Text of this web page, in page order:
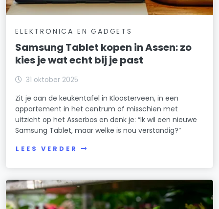
ELEKTRONICA EN GADGETS
Samsung Tablet kopen in Assen: zo
kies je wat echt bij je past
31 oktober 2025
Zit je aan de keukentafel in Kloosterveen, in een
appartement in het centrum of misschien met
uitzicht op het Asserbos en denk je: “Ik wil een nieuwe
Samsung Tablet, maar welke is nou verstandig?”
LEES VERDER